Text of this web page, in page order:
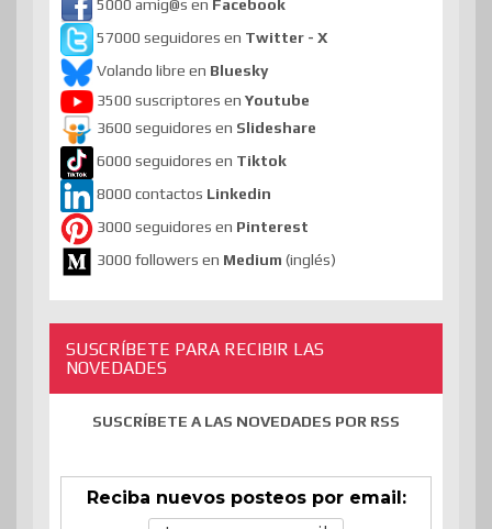
5000 amig@s en Facebook
57000 seguidores en Twitter - X
Volando libre en Bluesky
3500 suscriptores en Youtube
3600 seguidores en Slideshare
6000 seguidores en Tiktok
8000 contactos Linkedin
3000 seguidores en Pinterest
3000 followers en Medium (inglés)
SUSCRÍBETE PARA RECIBIR LAS
NOVEDADES
SUSCRÍBETE A LAS NOVEDADES POR RSS
Reciba nuevos posteos por email: